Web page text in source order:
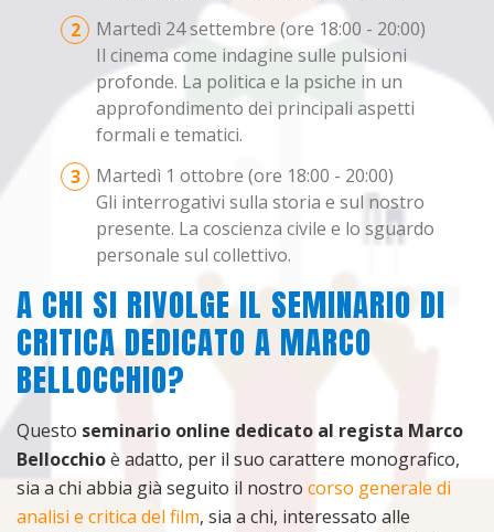
Martedì 24 settembre (ore 18:00 - 20:00)
Il cinema come indagine sulle pulsioni
profonde. La politica e la psiche in un
approfondimento dei principali aspetti
formali e tematici.
Martedì 1 ottobre (ore 18:00 - 20:00)
Gli interrogativi sulla storia e sul nostro
presente. La coscienza civile e lo sguardo
personale sul collettivo.
A CHI SI RIVOLGE IL SEMINARIO DI
CRITICA DEDICATO A MARCO
BELLOCCHIO?
Questo seminario online dedicato al regista Marco
Bellocchioè adatto, per il suo carattere monografico,
sia a chi abbia già seguito il nostro corso generale di
analisi e critica del film, sia a chi, interessato alle